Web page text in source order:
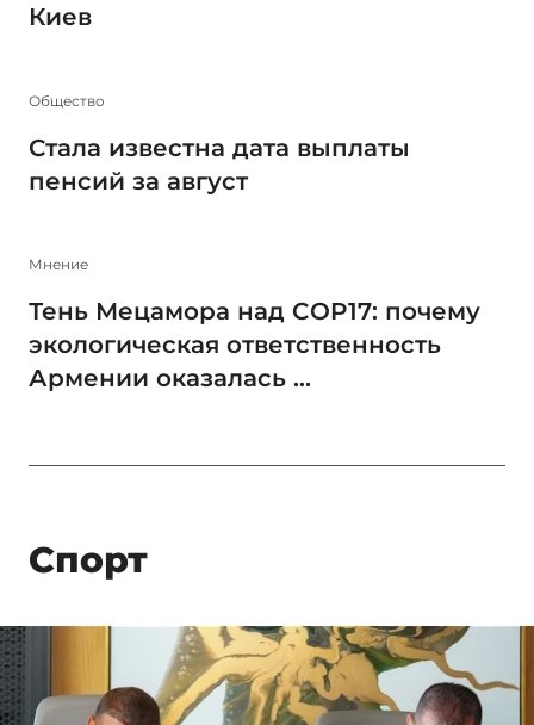
Киев
Общество
Стала известна дата выплаты
пенсий за август
Мнение
Тень Мецамора над COP17: почему
экологическая ответственность
Армении оказалась ...
Спорт